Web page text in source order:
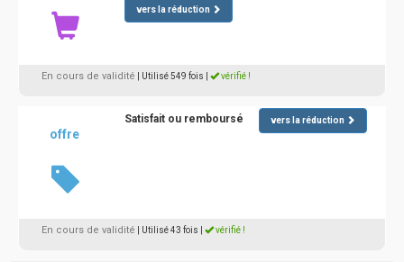
vers la réduction
En cours de validité | Utilisé 549 fois vérifié !
offre
Satisfait ou remboursé vers la réduction
En cours de validité | Utilisé 43 fois vérifié !